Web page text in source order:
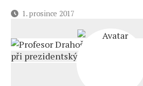
Datum1. prosince 2017